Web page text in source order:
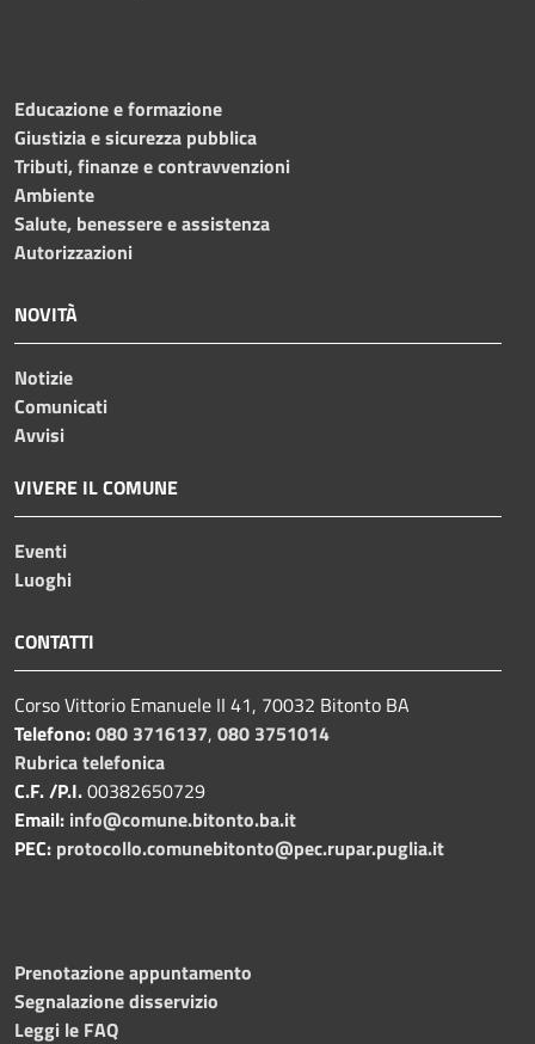
Educazione e formazione
Giustizia e sicurezza pubblica
Tributi, finanze e contravvenzioni
Ambiente
Salute, benessere e assistenza
Autorizzazioni
NOVITÀ
Notizie
Comunicati
Avvisi
VIVERE IL COMUNE
Eventi
Luoghi
CONTATTI
Corso Vittorio Emanuele II 41, 70032 Bitonto BA
Telefono:080 3716137, 080 3751014
Rubrica telefonica
C.F. /P.I.00382650729
Email: info@comune.bitonto.ba.it
PEC: protocollo.comunebitonto@pec.rupar.puglia.it
Prenotazione appuntamento
Segnalazione disservizio
Leggi le FAQ